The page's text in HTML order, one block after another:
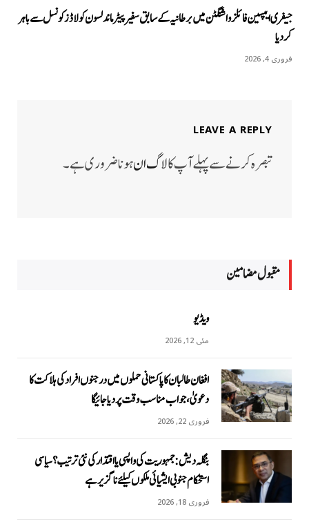
جیفری ایپسین فائلز واشنگٹن میں برطانیہ کے سابق سفیر پیٹر ماندلسون کو لاڈز کونسل سے باہر
کردیا
فروری 4, 2026
LEAVE A REPLY
تبصرہ کرنے سے پہلے آپ کالاگ انہونا ضروری ہے۔
مقبول مضامين
ویڈیو
مئی 12, 2026
افغان طالبان کا پاکستانی حملوں میں درجنوں افراد کی ہلاکت کا
دعویٰ، جواب مناسب وقت پر دیا جائیگا
فروری 22, 2026
بنگلہ دیش: جمہوریت کی واپسی یا اقتدار کی نئی ترتیب؟ سیاسی
استحکام جنوبی ایشیائی ملکوں کیلئے ناگزیر ہے
فروری 18, 2026